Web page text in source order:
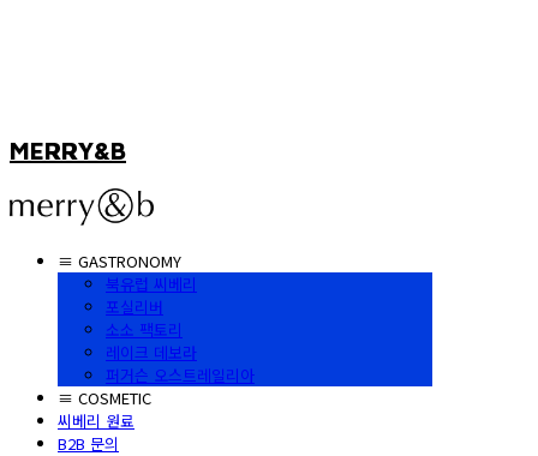
MERRY&B
≡ GASTRONOMY
북유럽 씨베리
포실리버
소소 팩토리
레이크 데보라
퍼거슨 오스트레일리아
≡ COSMETIC
씨베리 원료
B2B 문의